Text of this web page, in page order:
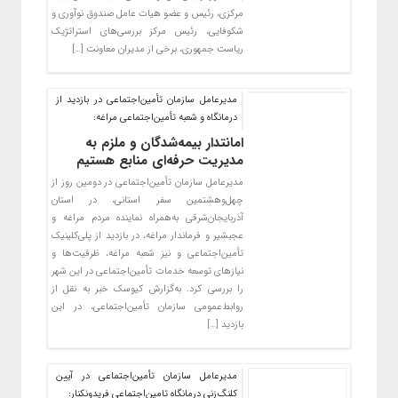
مرکزی، رئیس و عضو هیات عامل صندوق نوآوری و
شکوفایی، رئیس مرکز بررسی‌های استراتژیک
ریاست‌ جمهوری، برخی از مدیران معاونت […]
مدیرعامل سازمان تأمین‌اجتماعی در بازدید از
درمانگاه و شعبه تأمین‌اجتماعی مراغه:
امانتدار بیمه‌شدگان و ملزم به
مدیریت حرفه‌ای منابع هستیم
مدیرعامل سازمان تأمین‌اجتماعی در دومین روز از
چهل‌وهشتمین سفر استانی، در استان
آذربایجان‌شرقی به‌همراه نماینده مردم مراغه و
عجبشیر و فرماندار مراغه، در بازدید از پلی‌کلینیک
تأمین‌اجتماعی و نیز شعبه مراغه، ظرفیت‌ها و
نیازهای توسعه خدمات تأمین‌اجتماعی در این شهر
را بررسی کرد. به‌گزارش کیوسک خبر به نقل از
روابط‌عمومی سازمان تأمین‌اجتماعی، در این
بازدید […]
مدیرعامل سازمان تأمین‌اجتماعی ‌در آیین
کلنگ‌زنی درمانگاه تامین‌اجتماعی فریدونکنار: